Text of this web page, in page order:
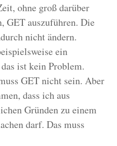
ohne groß darüber
GET auszuführen. Die
nicht ändern.
ein
ist kein Problem.
GET nicht sein. Aber
dass ich aus
Gründen zu einem
darf. Das muss